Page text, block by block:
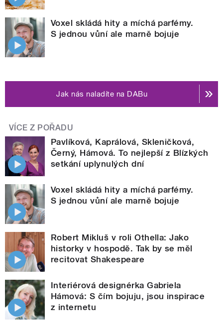
Voxel skládá hity a míchá parfémy.
S jednou vůní ale marně bojuje
Jak nás naladíte na DABu
VÍCE Z POŘADU
Pavlíková, Kaprálová, Skleničková,
Černý, Hámová. To nejlepší z Blízkých
setkání uplynulých dní
Voxel skládá hity a míchá parfémy.
S jednou vůní ale marně bojuje
Robert Mikluš v roli Othella: Jako
historky v hospodě. Tak by se měl
recitovat Shakespeare
Interiérová designérka Gabriela
Hámová: S čím bojuju, jsou inspirace
z internetu